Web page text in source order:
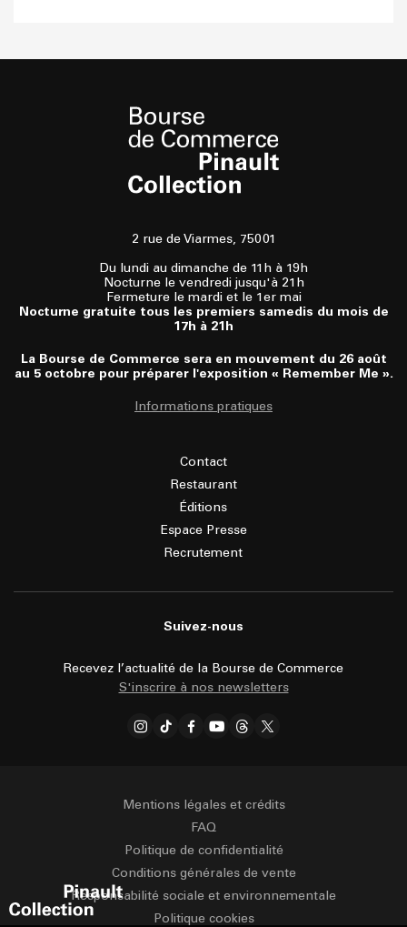
2 rue de Viarmes, 75001
Du lundi au dimanche de 11h à 19h
Nocturne le vendredi jusqu'à 21h
Fermeture le mardi et le 1er mai
Nocturne gratuite tous les premiers samedis du mois de
17h à 21h
La Bourse de Commerce sera en mouvement du 26 août
au 5 octobre pour préparer l'exposition « Remember Me ».
Informations pratiques
Contact
Restaurant
Éditions
Espace Presse
Recrutement
Suivez-nous
Recevez l’actualité de la Bourse de Commerce
S'inscrire à nos newsletters
Mentions légales et crédits
FAQ
Politique de confidentialité
Conditions générales de vente
Responsabilité sociale et environnementale
Politique cookies